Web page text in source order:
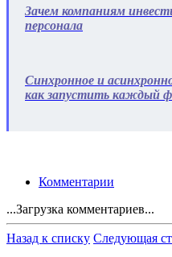
Зачем компаниям
персонала
Синхронное и
как запустить каждый
Комментарии
...Загрузка комментариев...
Назад к списку Следующая